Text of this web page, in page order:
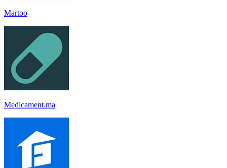
Martoo
Medicament.ma